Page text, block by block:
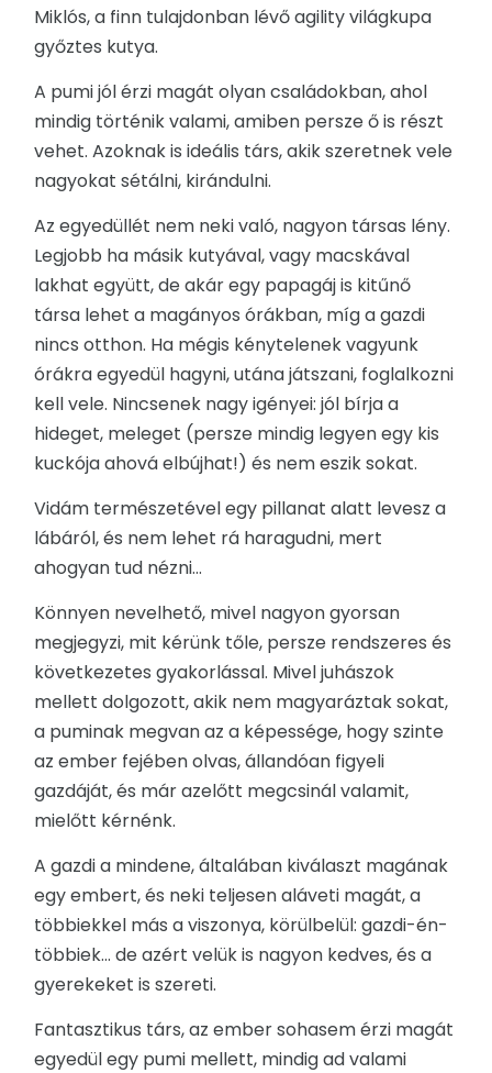
Miklós, a finn tulajdonban lévő agility világkupa
győztes kutya.
A pumi jól érzi magát olyan családokban, ahol
mindig történik valami, amiben persze ő is részt
vehet. Azoknak is ideális társ, akik szeretnek vele
nagyokat sétálni, kirándulni.
Az egyedüllét nem neki való, nagyon társas lény.
Legjobb ha másik kutyával, vagy macskával
lakhat együtt, de akár egy papagáj is kitűnő
társa lehet a magányos órákban, míg a gazdi
nincs otthon. Ha mégis kénytelenek vagyunk
órákra egyedül hagyni, utána játszani, foglalkozni
kell vele. Nincsenek nagy igényei: jól bírja a
hideget, meleget (persze mindig legyen egy kis
kuckója ahová elbújhat!) és nem eszik sokat.
Vidám természetével egy pillanat alatt levesz a
lábáról, és nem lehet rá haragudni, mert
ahogyan tud nézni...
Könnyen nevelhető, mivel nagyon gyorsan
megjegyzi, mit kérünk tőle, persze rendszeres és
következetes gyakorlással. Mivel juhászok
mellett dolgozott, akik nem magyaráztak sokat,
a puminak megvan az a képessége, hogy szinte
az ember fejében olvas, állandóan figyeli
gazdáját, és már azelőtt megcsinál valamit,
mielőtt kérnénk.
A gazdi a mindene, általában kiválaszt magának
egy embert, és neki teljesen aláveti magát, a
többiekkel más a viszonya, körülbelül: gazdi-én-
többiek... de azért velük is nagyon kedves, és a
gyerekeket is szereti.
Fantasztikus társ, az ember sohasem érzi magát
egyedül egy pumi mellett, mindig ad valami